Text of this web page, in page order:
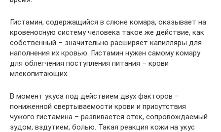
Гистамин, содержащийся в слюне комара, оказывает на
кровеносную систему человека такое же действие, как
собственный – значительно расширяет капилляры для
наполнения их кровью. Гистамин нужен самому комару
для облегчения поступления питания – крови
млекопитающих.
В момент укуса под действием двух факторов –
пониженной свертываемости крови и присутствия
чужого гистамина – развивается отек, сопровождаемый
зудом, вздутием, болью. Такая реакция кожи на укус